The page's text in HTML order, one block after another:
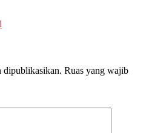
dipublikasikan. Ruas yang wajib